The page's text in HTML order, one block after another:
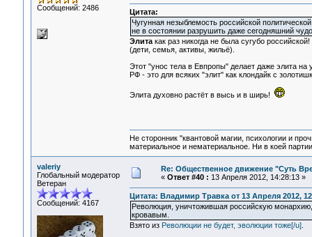
Сообщений: 2486
Цитата:
Чугунная незыблемость российской
не в состоянии разрушить даже сегодняшний
Элита как раз никогда не была сугубо
(дети, семья, активы, жильё).
Этот "унос тела в Евпропы" делает даже элита на
РФ - это для всяких "элит" как клондайк с
Элита духовно растёт в высь и в ширь!
Не сторонник "квантовой магии, психологии и
материальное и нематериальное. Ни в коей
valeriy
Глобальный модератор
Ветеран
Сообщений: 4167
Re: Общественное движение "Суть
« Ответ #40 : 13 Апреля 2012, 14:28:13 »
Цитата: Владимир Травка от 13 Апреля 2012,
Революция, уничтожившая российскую
кровавым.
Взято из Революции не будет, эволюции тоже[/u]